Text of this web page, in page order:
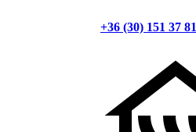
+36 (30) 151 37 81